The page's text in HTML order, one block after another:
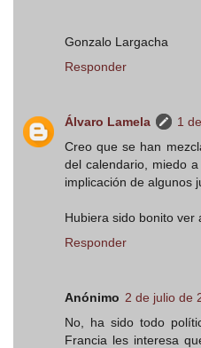
Gonzalo Largacha
Responder
Álvaro Lamela
1
Creo que se han
del calendario, miedo
implicación de algunos
Hubiera sido bonito ver
Responder
Anónimo 2 de julio de
No, ha sido todo
Francia les interesa